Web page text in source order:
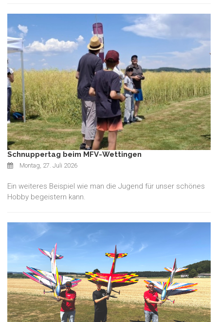
Schnuppertag beim MFV-Wettingen
Montag, 27. Juli 2026
Ein weiteres Beispiel wie man die Jugend für unser schönes
Hobby begeistern kann.